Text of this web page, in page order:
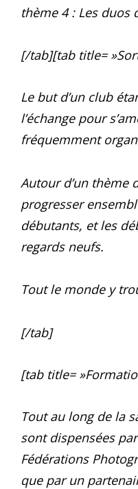
thème 4 : Les duos
[/tab][tab title=
Le but d’un club
l’échange pour
fréquemment
Autour d’un thème
progresser
débutants, et les
regards neufs.
Tout le monde y
[/tab]
[tab title=
Tout au long de la
sont dispensées
Fédérations
que par un